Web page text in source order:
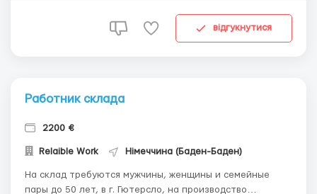
обязательно. Обязанности: работа на сортировке и
відгукнутися
Работник склада
2200 €
Relaible Work Німеччина (Баден-Баден)
На склад требуются мужчины, женщины и семейные
пары до 50 лет, в г. Гютерсло, на производство